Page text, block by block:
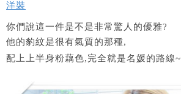
洋裝
你們說這一件是不是非常驚人的優雅?
他的豹紋是很有氣質的那種,
配上上半身粉藕色,完全就是名媛的路線~